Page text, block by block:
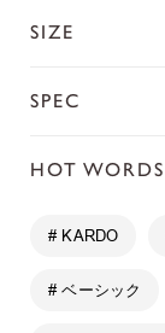
SIZE
SPEC
HOT WORDS
# KARDO
# ベーシック